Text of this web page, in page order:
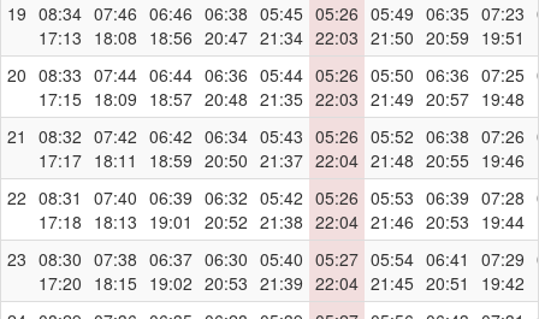
19 08:34
17:13
07:46
18:08
06:46
18:56
06:38
20:47
05:45
21:34
05:26
22:03
05:49
21:50
06:35
20:59
07:23
19:51
20 08:33
17:15
07:44
18:09
06:44
18:57
06:36
20:48
05:44
21:35
05:26
22:03
05:50
21:49
06:36
20:57
07:25
19:48
21
08:32
17:17
07:42
18:11
06:42
18:59
06:34
20:50
05:43
21:37
05:26
22:04
05:52
21:48
06:38
20:55
07:26
19:46
22 08:31
17:18
07:40
18:13
06:39
19:01
06:32
20:52
05:42
21:38
05:26
22:04
05:53
21:46
06:39
20:53
07:28
19:44
23 08:30
17:20
07:38
18:15
06:37
19:02
06:30
20:53
05:40
21:39
05:27
22:04
05:54
21:45
06:41
20:51
07:29
19:42